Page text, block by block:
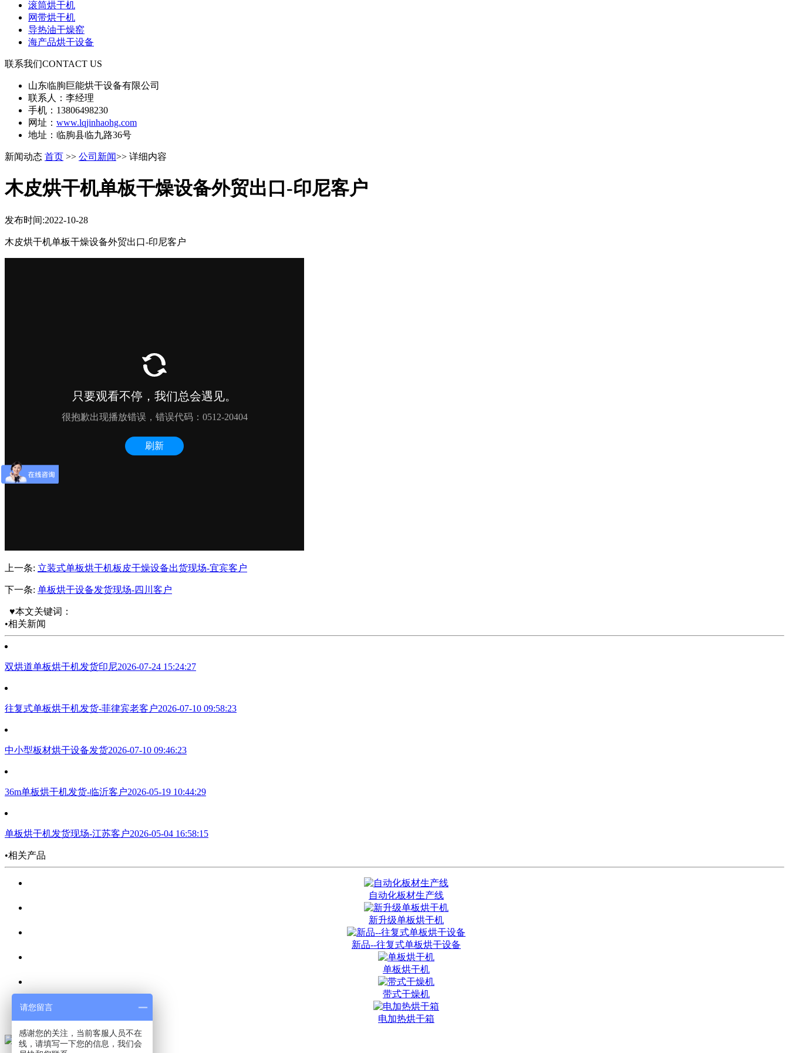
滚筒烘干机
网带烘干机
导热油干燥窑
海产品烘干设备
联系我们CONTACT US
山东临朐巨能烘干设备有限公司
联系人：李经理
手机：13806498230
网址： www.lqjinhaohg.com
地址：临朐县临九路36号
新闻动态 首页 >> 公司新闻>> 详细内容
木皮烘干机单板干燥设备外贸出口-印尼客户
发布时间:2022-10-28
木皮烘干机单板干燥设备外贸出口-印尼客户
上一条: 立装式单板烘干机板皮干燥设备出货现场-宜宾客户
下一条: 单板烘干设备发货现场-四川客户
♥本文关键词：
•相关新闻
双烘道单板烘干机发货印尼2026-07-24 15:24:27
往复式单板烘干机发货-菲律宾老客户2026-07-10 09:58:23
中小型板材烘干设备发货2026-07-10 09:46:23
36m单板烘干机发货-临沂客户2026-05-19 10:44:29
单板烘干机发货现场-江苏客户2026-05-04 16:58:15
•相关产品
自动化板材生产线
新升级单板烘干机
新品--往复式单板烘干设备
单板烘干机
带式干燥机
电加热烘干箱
请您留言
感谢您的关注，当前客服人员不在
线，请填写一下您的信息，我们会